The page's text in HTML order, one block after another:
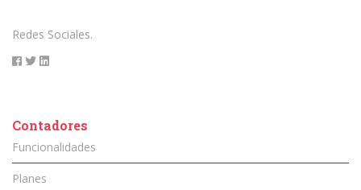
Redes Sociales.
Contadores
Funcionalidades
Planes